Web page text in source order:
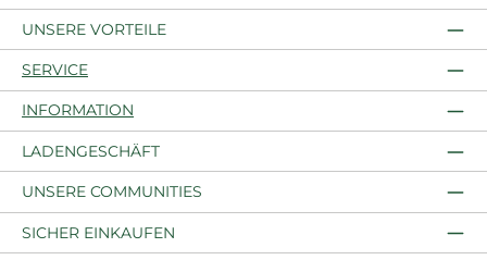
UNSERE VORTEILE
SERVICE
INFORMATION
LADENGESCHÄFT
UNSERE COMMUNITIES
SICHER EINKAUFEN